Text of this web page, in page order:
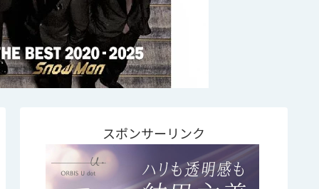
スポンサーリンク